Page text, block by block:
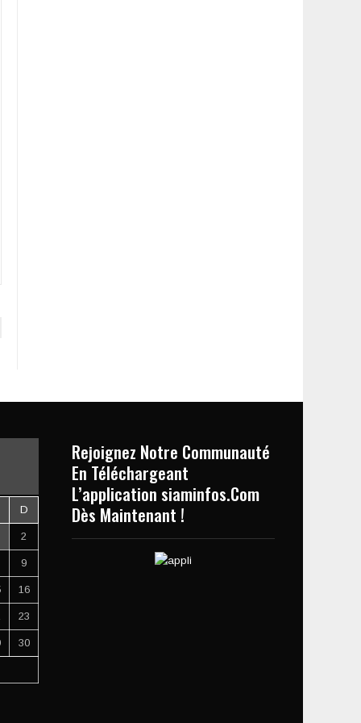
D
2
9
16
23
30
Rejoignez Notre Communauté
En Téléchargeant
L’application siaminfos.Com
Dès Maintenant !